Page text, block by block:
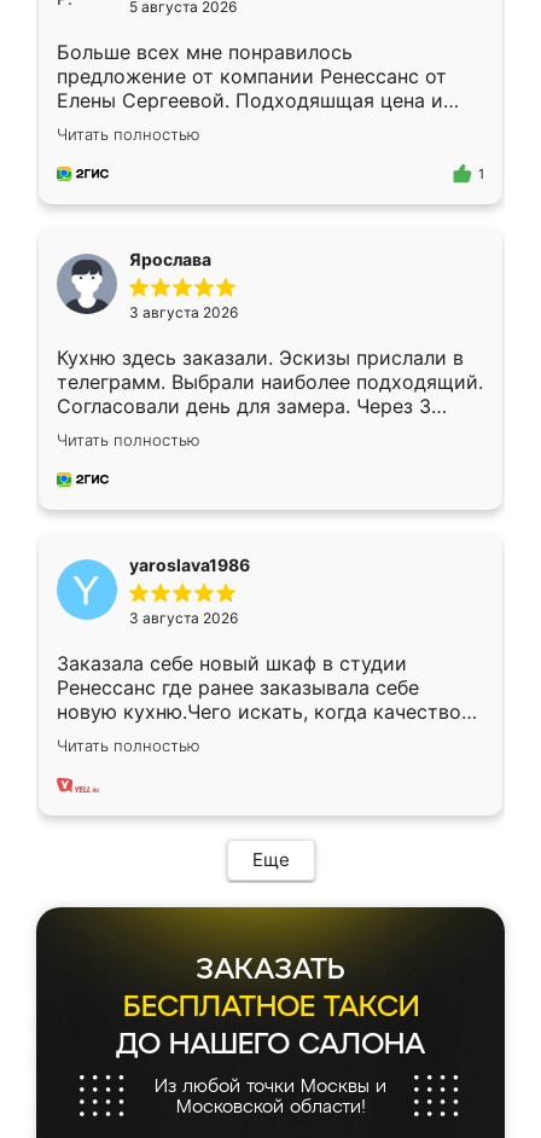
5 августа 2026
Больше всех мне понравилось
предложение от компании Ренессанс от
Елены Сергеевой. Подходяшщая цена и
короткие сроки изготовления. Приехавший
для замера сотрудник Владислав
предложил по моему эскизу самый
Читать полностью
1
Ярослава
3 августа 2026
Кухню здесь заказали. Эскизы прислали в
телеграмм. Выбрали наиболее подходящий.
Согласовали день для замера. Через 3
недели кухня была уже готова. Остались
довольны работой. Спасибо Ренессанс
мебель за качественную работу!
Читать полностью
yaroslava1986
3 августа 2026
Заказала себе новый шкаф в студии
Ренессанс где ранее заказывала себе
новую кухню.Чего искать, когда качеством
вполне довольна. Служит кухня уже почти
два года, нареканий нет.
Читать полностью
Еще
ЗАКАЗАТЬ
БЕСПЛАТНОЕ ТАКСИ
ДО НАШЕГО САЛОНА
Из любой точки Москвы и
Московской области!